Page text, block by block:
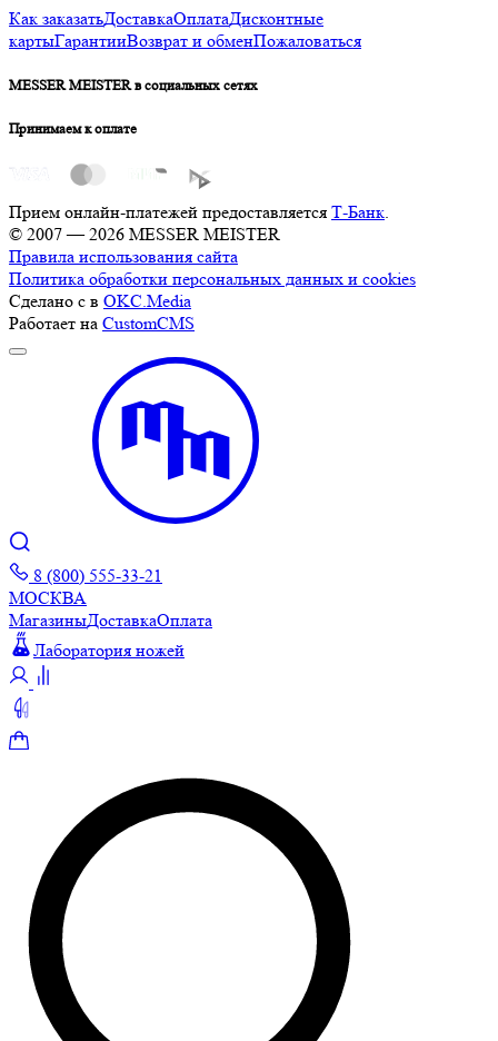
Как заказатьДоставкаОплатаДисконтные
картыГарантииВозврат и обменПожаловаться
MESSER MEISTER в социальных сетях
Принимаем к оплате
Прием онлайн-платежей предоставляется Т-Банк
© 2007 — 2026 MESSER MEISTER
Правила использования сайта
Политика обработки персональных данных и cookies
Сделано с в OKC.Media
Работает на CustomCMS
8 (800) 555-33-21
МОСКВА
МагазиныДоставкаОплата
Лаборатория ножей